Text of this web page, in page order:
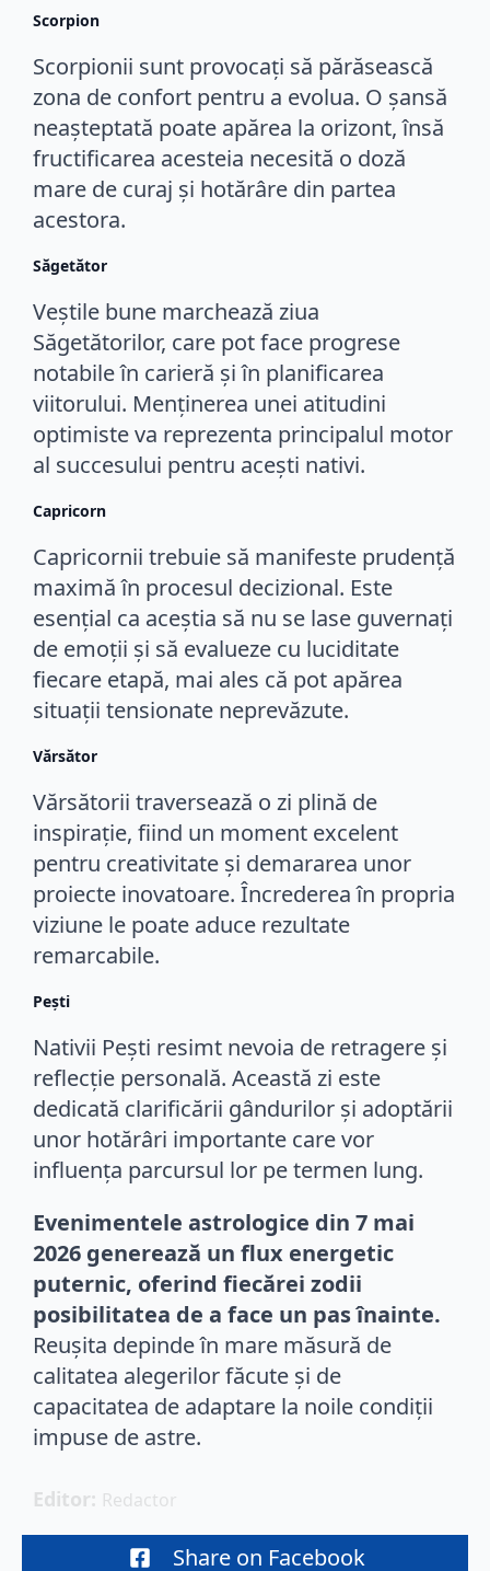
Scorpion
Scorpionii sunt provocați să părăsească
zona de confort pentru a evolua. O șansă
neașteptată poate apărea la orizont, însă
fructificarea acesteia necesită o doză
mare de curaj și hotărâre din partea
acestora.
Săgetător
Veștile bune marchează ziua
Săgetătorilor, care pot face progrese
notabile în carieră și în planificarea
viitorului. Menținerea unei atitudini
optimiste va reprezenta principalul motor
al succesului pentru acești nativi.
Capricorn
Capricornii trebuie să manifeste prudență
maximă în procesul decizional. Este
esențial ca aceștia să nu se lase guvernați
de emoții și să evalueze cu luciditate
fiecare etapă, mai ales că pot apărea
situații tensionate neprevăzute.
Vărsător
Vărsătorii traversează o zi plină de
inspirație, fiind un moment excelent
pentru creativitate și demararea unor
proiecte inovatoare. Încrederea în propria
viziune le poate aduce rezultate
remarcabile.
Pești
Nativii Pești resimt nevoia de retragere și
reflecție personală. Această zi este
dedicată clarificării gândurilor și adoptării
unor hotărâri importante care vor
influența parcursul lor pe termen lung.
Evenimentele astrologice din 7 mai
2026 generează un flux energetic
puternic, oferind fiecărei zodii
posibilitatea de a face un pas înainte.
Reușita depinde în mare măsură de
calitatea alegerilor făcute și de
capacitatea de adaptare la noile condiții
impuse de astre.
Editor: Redactor
Share on Facebook